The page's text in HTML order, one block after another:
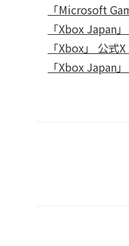
「Microsoft
「Xbox Japan
「Xbox」 公式
「Xbox Japan